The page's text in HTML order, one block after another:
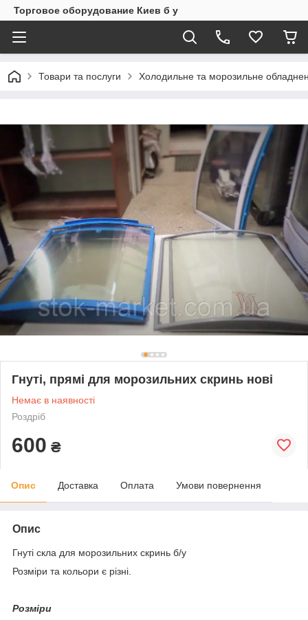
Торговое оборудование Киев б у
Товари та послуги Холодильне та морозильне
Гнуті, прямі для морозильних скринь нові
Немає в наявності
Роздріб
600 ₴
Опис Доставка Оплата Умови повернення
Опис
Гнуті скла для морозильних скринь б/у
Розміри та кольори є різні.
Розміри